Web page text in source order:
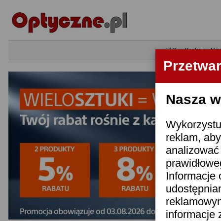
Nasza
reklam,
Informacje
informacje
•FAQ•Szukaj•